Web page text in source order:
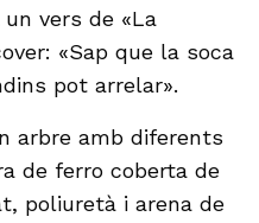
vers de «La
«Sap que la soca
pot arrelar».
arbre amb diferents
de ferro coberta de
poliuretà i arena de